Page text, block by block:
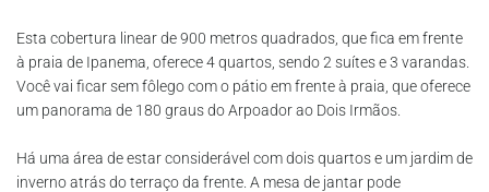
Esta cobertura linear de 900 metros quadrados, que fica em frente
à praia de Ipanema, oferece 4 quartos, sendo 2 suítes e 3 varandas.
Você vai ficar sem fôlego com o pátio em frente à praia, que oferece
um panorama de 180 graus do Arpoador ao Dois Irmãos.
Há uma área de estar considerável com dois quartos e um jardim de
inverno atrás do terraço da frente. A mesa de jantar pode